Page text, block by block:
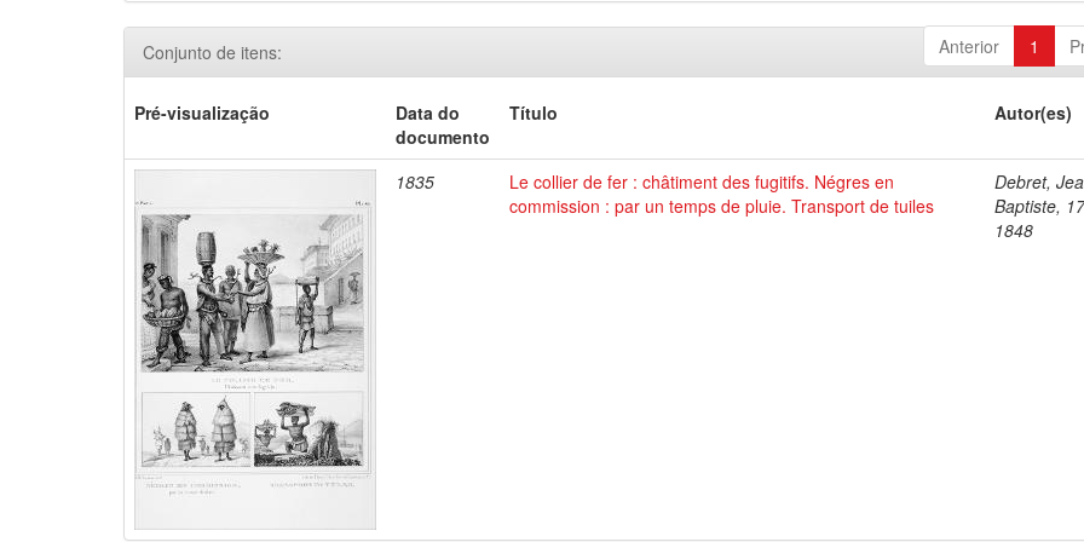
Anterior 1
Conjunto de itens:
Pré-visualização
Data do
documento
Título Autor(es)
1835
Le collier de fer : châtiment des fugitifs. Négres en
commission : par un temps de pluie. Transport de tuiles
Debret,
Baptiste,
1848